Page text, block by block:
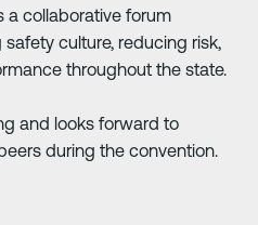
a collaborative forum
culture, reducing risk,
throughout the state.
and looks forward to
during the convention.